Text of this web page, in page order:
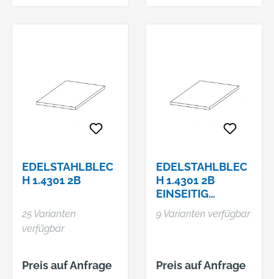
EDELSTAHLBLEC
H 1.4301 2B
25 Varianten
verfügbar
Preis auf Anfrage
EDELSTAHLBLEC
H 1.4301 2B
EINSEITIG
GESCHLIFFEN
9 Varianten verfügbar
Preis auf Anfrage